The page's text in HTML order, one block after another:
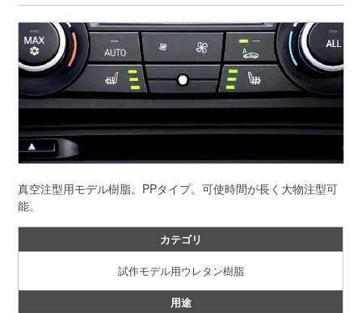
真空注型用モデル樹脂。PPタイプ。可使時間が長く大物注型可
能。
カテゴリ
試作モデル用ウレタン樹脂
用途